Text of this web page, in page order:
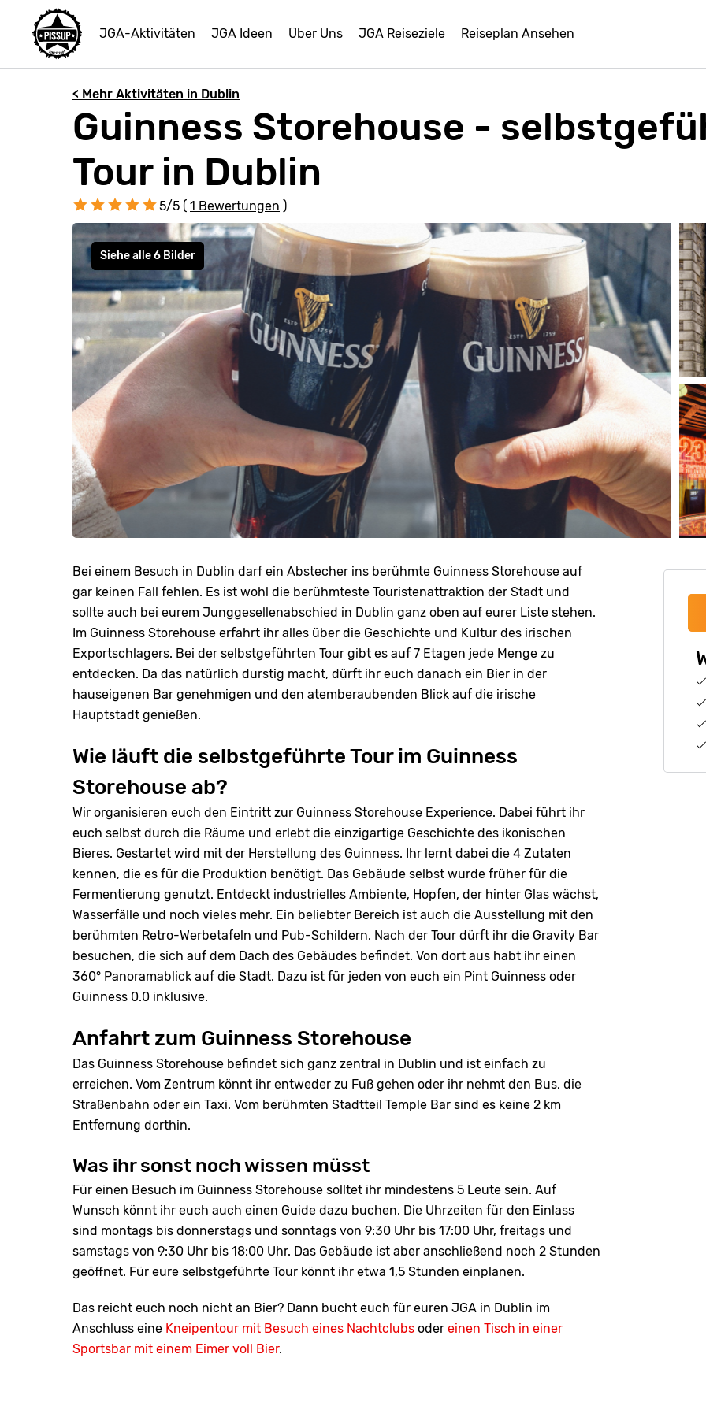
JGA-Aktivitäten JGA Ideen Über Uns JGA Reiseziele Reiseplan Ansehen
< Mehr Aktivitäten in Dublin
Guinness Storehouse -
Tour in Dublin
5/5 ( 1 Bewertungen )
Siehe alle 6 Bilder
Bei einem Besuch in Dublin darf ein Abstecher ins berühmte Guinness Storehouse auf
gar keinen Fall fehlen. Es ist wohl die berühmteste Touristenattraktion der Stadt und
sollte auch bei eurem Junggesellenabschied in Dublin ganz oben auf eurer Liste stehen.
Im Guinness Storehouse erfahrt ihr alles über die Geschichte und Kultur des irischen
Exportschlagers. Bei der selbstgeführten Tour gibt es auf 7 Etagen jede Menge zu
entdecken. Da das natürlich durstig macht, dürft ihr euch danach ein Bier in der
hauseigenen Bar genehmigen und den atemberaubenden Blick auf die irische
Hauptstadt genießen.
Wie läuft die selbstgeführte Tour im Guinness
Storehouse ab?
Wir organisieren euch den Eintritt zur Guinness Storehouse Experience. Dabei führt ihr
euch selbst durch die Räume und erlebt die einzigartige Geschichte des ikonischen
Bieres. Gestartet wird mit der Herstellung des Guinness. Ihr lernt dabei die 4 Zutaten
kennen, die es für die Produktion benötigt. Das Gebäude selbst wurde früher für die
Fermentierung genutzt. Entdeckt industrielles Ambiente, Hopfen, der hinter Glas wächst,
Wasserfälle und noch vieles mehr. Ein beliebter Bereich ist auch die Ausstellung mit den
berühmten Retro-Werbetafeln und Pub-Schildern. Nach der Tour dürft ihr die Gravity Bar
besuchen, die sich auf dem Dach des Gebäudes befindet. Von dort aus habt ihr einen
360° Panoramablick auf die Stadt. Dazu ist für jeden von euch ein Pint Guinness oder
Guinness 0.0 inklusive.
Anfahrt zum Guinness Storehouse
Das Guinness Storehouse befindet sich ganz zentral in Dublin und ist einfach zu
erreichen. Vom Zentrum könnt ihr entweder zu Fuß gehen oder ihr nehmt den Bus, die
Straßenbahn oder ein Taxi. Vom berühmten Stadtteil Temple Bar sind es keine 2 km
Entfernung dorthin.
Was ihr sonst noch wissen müsst
Für einen Besuch im Guinness Storehouse solltet ihr mindestens 5 Leute sein. Auf
Wunsch könnt ihr euch auch einen Guide dazu buchen. Die Uhrzeiten für den Einlass
sind montags bis donnerstags und sonntags von 9:30 Uhr bis 17:00 Uhr, freitags und
samstags von 9:30 Uhr bis 18:00 Uhr. Das Gebäude ist aber anschließend noch 2 Stunden
geöffnet. Für eure selbstgeführte Tour könnt ihr etwa 1,5 Stunden einplanen.
Das reicht euch noch nicht an Bier? Dann bucht euch für euren JGA in Dublin im
Anschluss eine Kneipentour mit Besuch eines Nachtclubs oder einen Tisch in einer
Sportsbar mit einem Eimer voll Bier.